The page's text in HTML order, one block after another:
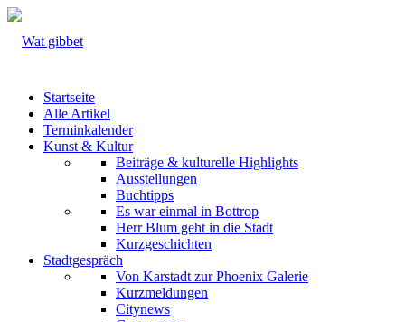
Startseite
Alle Artikel
Terminkalender
Kunst & Kultur
Beiträge & kulturelle Highlights
Ausstellungen
Buchtipps
Es war einmal in Bottrop
Herr Blum geht in die Stadt
Kurzgeschichten
Stadtgespräch
Von Karstadt zur Phoenix Galerie
Kurzmeldungen
Citynews